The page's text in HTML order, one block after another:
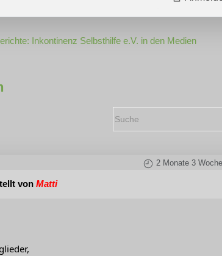
Inkontinenz Selbsthilfe e.V. in den Medien
2 Monate 3
von Matti